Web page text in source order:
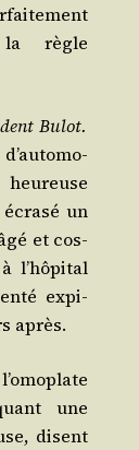
règle
Bulot.
un
et cos­
l’hô­pi­tal
expi­
après.
une
disent